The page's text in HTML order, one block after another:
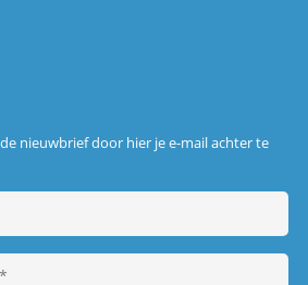
nieuwbrief door hier je e-mail achter te